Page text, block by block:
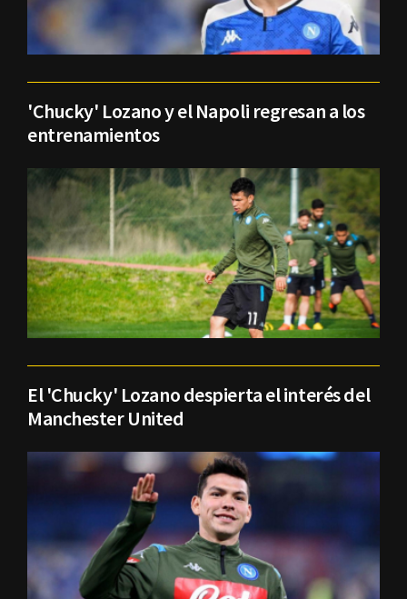
'Chucky' Lozano y el Napoli regresan a los
entrenamientos
El 'Chucky' Lozano despierta el interés del
Manchester United